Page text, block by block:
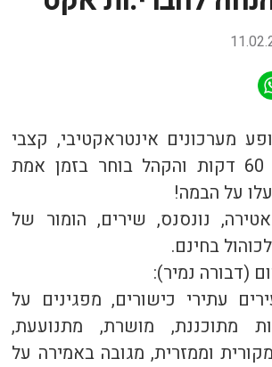
מערכונים אינטראקטיבי, קצבי
ומוזיקלי באורך 60 דקות והקהל בוחר בזמן אמת
על הבמה!
נונסנס, שירים, הומור של
בחינם.
(דבורה נמיר):
עתירי כישורים, מפגינים על
מתוכננת, מושרת, מתנועעת,
וממזרית, מגובה באמירה על